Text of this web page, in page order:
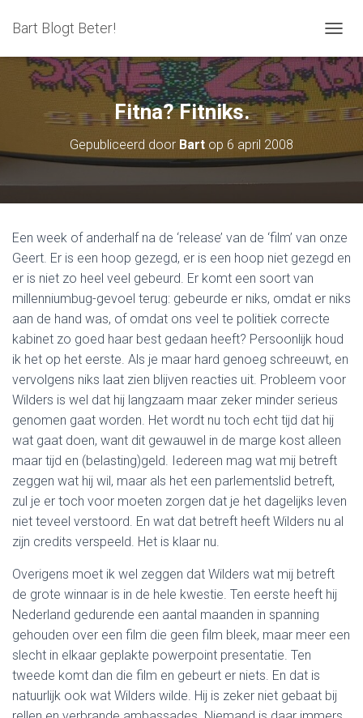
Bart Blogt Beter!
O
G
L
E
I
E
Fitna? Fitniks.
Gepubliceerd door Bart op 6 april 2008
Een week of anderhalf na de ‘release’ van de ‘film’ van onze
Geert. Er is een hoop gezegd, er is een hoop niet gezegd en
er is niet zo heel veel gebeurd. Er komt een soort van
millenniumbug-gevoel terug: gebeurde er niks, omdat er niks
aan de hand was, of omdat ons veel te politiek correcte
kabinet zo goed haar best gedaan heeft? Persoonlijk houd
ik het op het eerste. Als je maar hard genoeg schreeuwt, en
vervolgens niks laat zien blijven reacties uit. Probleem voor
Wilders is wel dat hij langzaam maar zeker minder serieus
genomen gaat worden. Het wordt nu toch echt tijd dat hij
wat gaat doen, want dit gewauwel in de marge kost alleen
maar tijd en (belasting)geld. Iedereen mag wat mij betreft
zeggen wat hij wil, maar als het een parlementslid betreft,
zul je er toch voor moeten zorgen dat je het dagelijks leven
niet teveel verstoord. En wat dat betreft heeft Wilders nu al
zijn credits verspeeld. Het is klaar nu.
Overigens moet ik wel zeggen dat Wilders wat mij betreft
de grote winnaar is in de hele kwestie. Ten eerste heeft hij
Nederland gedurende een aantal maanden in spanning
gehouden over een film die geen film bleek, maar meer een
slecht in elkaar geplakte powerpoint presentatie. Ten
tweede komt dan die film en gebeurt er niets. En dat is
natuurlijk ook wat Wilders wilde. Hij is zeker niet gebaat bij